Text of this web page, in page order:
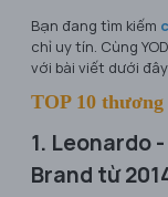
Bạn đang tìm kiếm
chỉ uy tín. Cùng
với bài viết dưới
TOP 10
1. Leonardo
Brand từ